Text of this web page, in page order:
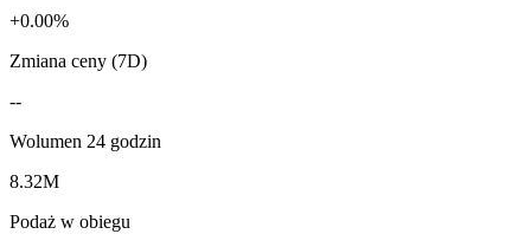
+0.00%
Zmiana ceny (7D)
--
Wolumen 24 godzin
8.32M
Podaż w obiegu